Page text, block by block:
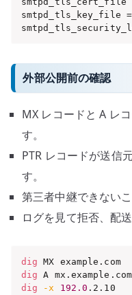
外部公開前の確認
MX レコードと A レ
す。
PTR レコードが送信
す。
第三者中継できない
ログを見て拒否、配
dig
MX example.com
dig
A mx.example.com
dig
-x 192.0 .2.10